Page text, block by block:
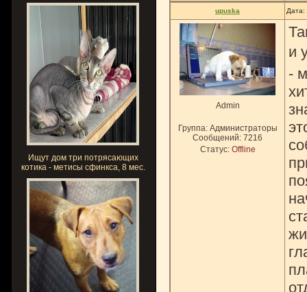
Ищут дом три потрясающих
котика - метисы сфинкса, 8 мес.
upuska
Admin
Группа: Администраторы
Сообщений: 7216
Статус: Offline
и
-